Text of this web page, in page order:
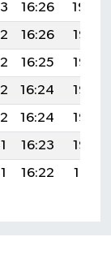
16:26
19:29
16:26
19:27
16:25
19:26
16:24
19:25
16:24
19:23
16:23
19:22
16:22 19:21